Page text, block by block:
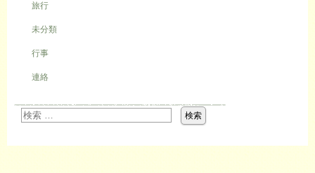
旅行
未分類
行事
連絡